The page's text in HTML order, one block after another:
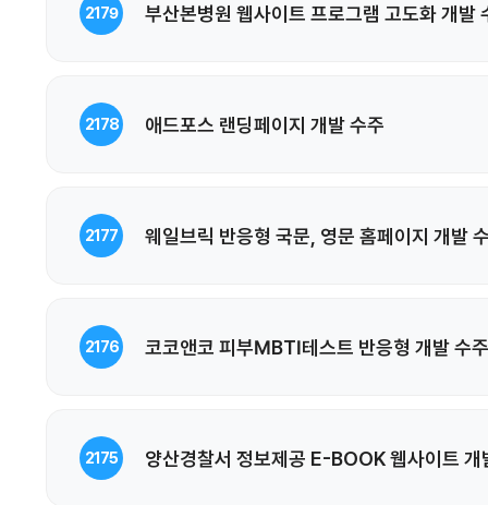
2179 부산본병원 웹사이트 프로그램 고도화 개발
2178 애드포스 랜딩페이지 개발 수주
2177 웨일브릭 반응형 국문, 영문 홈페이지 개발
2176 코코앤코 피부MBTI테스트 반응형 개발 수주
2175 양산경찰서 정보제공 E-BOOK 웹사이트 개